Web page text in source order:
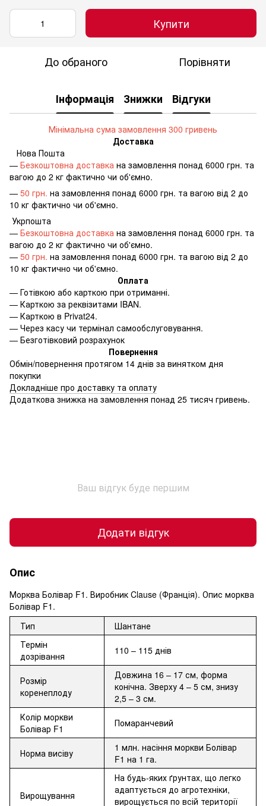
Купити
До обраного Порівняти
Інформація Знижки Відгуки
Мінімальна сума замовлення 300 гривень
Доставка
Нова Пошта
— Безкоштовна доставка на замовлення понад 6000 грн. та
вагою до 2 кг фактично чи об'ємно.
— 50 грн. на замовлення понад 6000 грн. та вагою від 2 до
10 кг фактично чи об'ємно.
Укрпошта
— Безкоштовна доставка на замовлення понад 6000 грн. та
вагою до 2 кг фактично чи об'ємно.
— 50 грн. на замовлення понад 6000 грн. та вагою від 2 до
10 кг фактично чи об'ємно.
Оплата
— Готівкою або карткою при отриманні.
— Карткою за реквізитами IBAN.
— Карткою в Privat24.
— Через касу чи термінал самообслуговування.
— Безготівковий розрахунок
Повернення
Обмін/повернення протягом 14 днів за винятком дня
покупки
Докладніше про доставку та оплату
Додаткова знижка на замовлення понад 25 тисяч гривень.
Ваш відгук буде першим
Додати відгук
Опис
Морква Болівар F1. Виробник Clause (Франція). Опис морква
Болівар F1.
Тип
Шантане
Термін
дозрівання
110 – 115 днів
Розмір
коренеплоду
Довжина 16 – 17 см, форма
конічна. Зверху 4 – 5 см, знизу
2,5 – 3 см.
Колір моркви
Болівар F1
Помаранчевий
Норма висіву
1 млн. насіння моркви Болівар
F1 на 1 га.
Вирощування
На будь-яких ґрунтах, що легко
адаптується до агротехніки,
вирощується по всій території